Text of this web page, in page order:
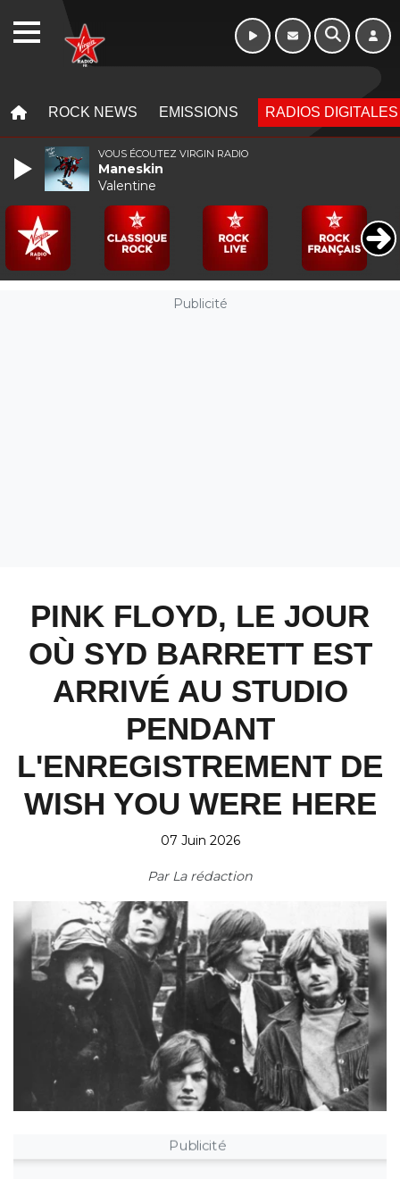
ROCK NEWS EMISSIONS RADIOS DIGITALES
Publicité
PINK FLOYD, LE JOUR
OÙ SYD BARRETT EST
ARRIVÉ AU STUDIO
PENDANT
L'ENREGISTREMENT DE
WISH YOU WERE HERE
07 Juin 2026
Par La rédaction
Publicité
VOUS ÉCOUTEZ VIRGIN RADIO
Maneskin
Valentine
WEBRADIO 16h - 20h